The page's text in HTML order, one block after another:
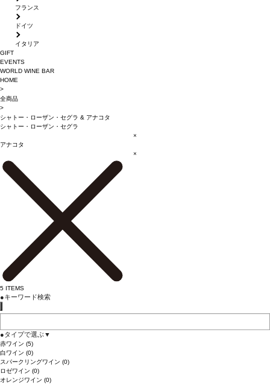
フランス
ドイツ
イタリア
GIFT
EVENTS
WORLD WINE BAR
HOME
>
全商品
>
シャトー・ローザン・セグラ & アナコタ
シャトー・ローザン・セグラ
×
アナコタ
×
5 ITEMS
●キーワード検索
●タイプで選ぶ▼
赤ワイン (5)
白ワイン (0)
スパークリングワイン (0)
ロゼワイン (0)
オレンジワイン (0)